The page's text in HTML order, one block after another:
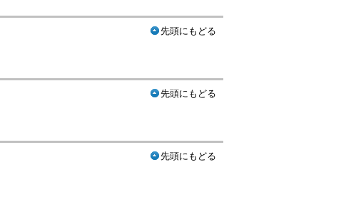
先頭にもどる
先頭にもどる
先頭にもどる